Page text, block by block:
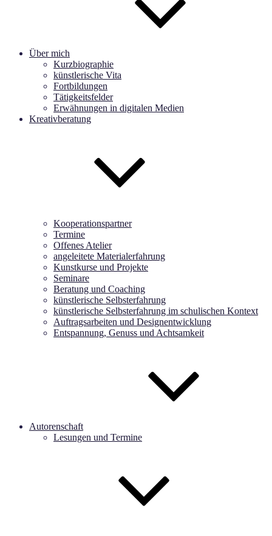
Über mich
Kurzbiographie
künstlerische Vita
Fortbildungen
Tätigkeitsfelder
Erwähnungen in digitalen Medien
Kreativberatung
Kooperationspartner
Termine
Offenes Atelier
angeleitete Materialerfahrung
Kunstkurse und Projekte
Seminare
Beratung und Coaching
künstlerische Selbsterfahrung
künstlerische Selbsterfahrung im schulischen Kontext
Auftragsarbeiten und Designentwicklung
Entspannung, Genuss und Achtsamkeit
Autorenschaft
Lesungen und Termine